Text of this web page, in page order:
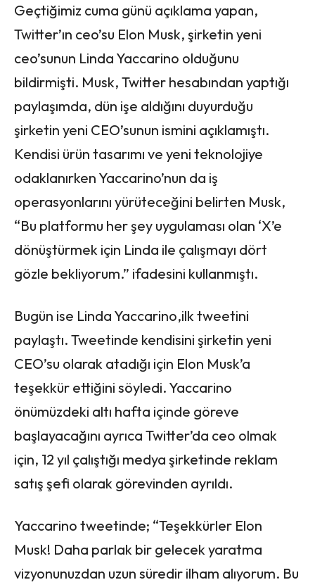
Geçtiğimiz cuma günü açıklama yapan,
Twitter’ın ceo’su Elon Musk, şirketin yeni
ceo’sunun Linda Yaccarino olduğunu
bildirmişti. Musk, Twitter hesabından yaptığı
paylaşımda, dün işe aldığını duyurduğu
şirketin yeni CEO’sunun ismini açıklamıştı.
Kendisi ürün tasarımı ve yeni teknolojiye
odaklanırken Yaccarino’nun da iş
operasyonlarını yürüteceğini belirten Musk,
“Bu platformu her şey uygulaması olan ‘X’e
dönüştürmek için Linda ile çalışmayı dört
gözle bekliyorum.” ifadesini kullanmıştı.
Bugün ise Linda Yaccarino,ilk tweetini
paylaştı. Tweetinde kendisini şirketin yeni
CEO’su olarak atadığı için Elon Musk’a
teşekkür ettiğini söyledi. Yaccarino
önümüzdeki altı hafta içinde göreve
başlayacağını ayrıca Twitter’da ceo olmak
için, 12 yıl çalıştığı medya şirketinde reklam
satış şefi olarak görevinden ayrıldı.
Yaccarino tweetinde; “Teşekkürler Elon
Musk! Daha parlak bir gelecek yaratma
vizyonunuzdan uzun süredir ilham alıyorum. Bu